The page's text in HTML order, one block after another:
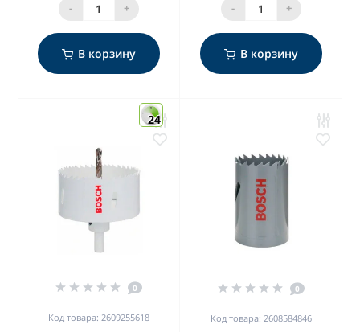
- +
В корзину
- +
В корзину
24
0
Код товара: 2609255618
0
Код товара: 2608584846